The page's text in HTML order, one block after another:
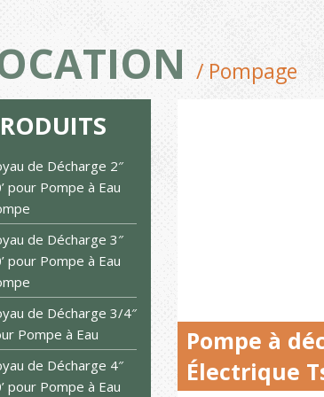
/ Pompage
de Décharge 2″
pour Pompe à Eau
de Décharge 3″
pour Pompe à Eau
de Décharge 3/4″
Pompe à Eau
de Décharge 4″
pour Pompe à Eau
Pompe à
Électrique